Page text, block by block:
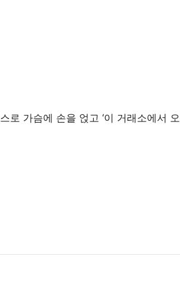
로 가슴에 손을 얹고 ‘이 거래소에서 오